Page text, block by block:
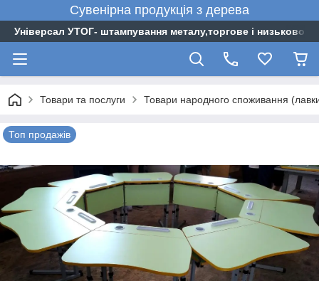
Сувенірна продукція з дерева
Універсал УТОГ- штампування металу,торгове і
Товари та послуги Товари народного споживання
Топ продажів